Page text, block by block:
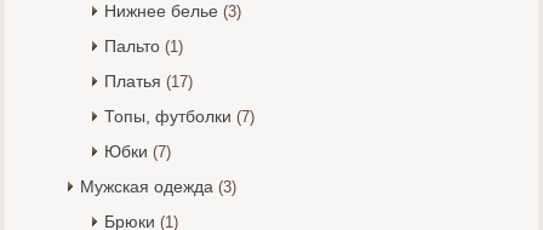
Нижнее белье (3)
Пальто (1)
Платья (17)
Топы, футболки (7)
Юбки (7)
Мужская одежда (3)
Брюки (1)